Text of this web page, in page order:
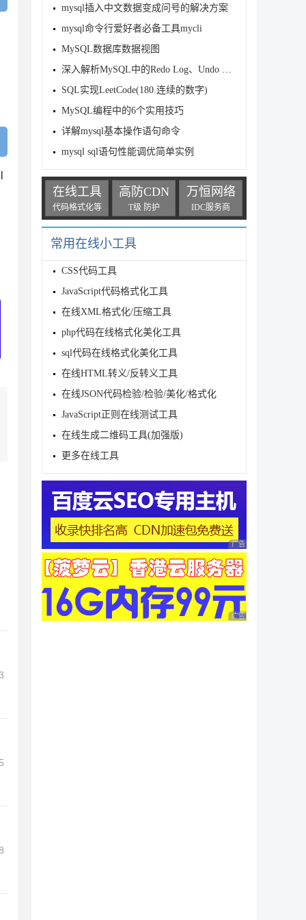
mysql插入中文数据变成问号的解决方案
mysql命令行爱好者必备工具mycli
MySQL数据库数据视图
深入解析MySQL中的Redo Log、Undo Log
SQL实现LeetCode(180.连续的数字)
MySQL编程中的6个实用技巧
详解mysql基本操作语句命令
mysql sql语句性能调优简单实例
在线工具
代码格式化等
高防CDN
T级 防护
万恒网络
IDC服务商
常用在线小工具
CSS代码工具
JavaScript代码格式化工具
在线XML格式化/压缩工具
php代码在线格式化美化工具
sql代码在线格式化美化工具
在线HTML转义/反转义工具
在线JSON代码检验/检验/美化/格式化
JavaScript正则在线测试工具
在线生成二维码工具(加强版)
更多在线工具
广告 商业广告，理性
广告 商业广告，理性